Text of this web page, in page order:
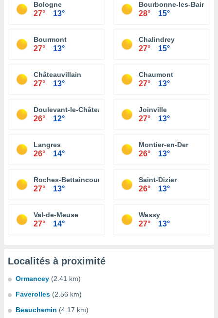
Bologne
27° 13°
Bourbonne-les-Bains
28° 15°
Bourmont
27° 13°
Chalindrey
27° 15°
Châteauvillain
27° 13°
Chaumont
27° 13°
Doulevant-le-Château
26° 12°
Joinville
27° 13°
Langres
26° 14°
Montier-en-Der
26° 13°
Roches-Bettaincourt
27° 13°
Saint-Dizier
26° 13°
Val-de-Meuse
27° 14°
Wassy
27° 13°
Localités à proximité
Ormancey (2.41 km)
Faverolles (2.56 km)
Beauchemin (4.17 km)